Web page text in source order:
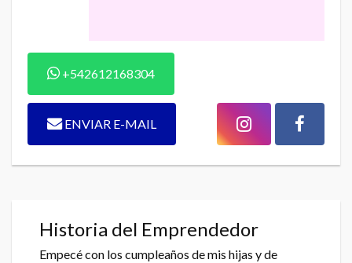
+542612168304
ENVIAR E-MAIL
Historia del Emprendedor
Empecé con los cumpleaños de mis hijas y de